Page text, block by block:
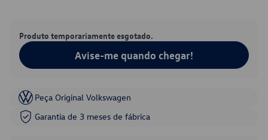
Produto temporariamente esgotado.
Avise-me quando chegar!
Peça Original Volkswagen
Garantia de 3 meses de fábrica